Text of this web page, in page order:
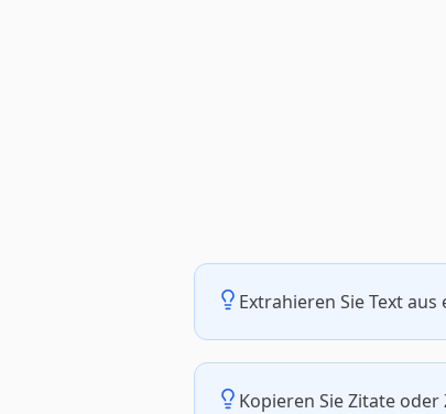
Extrahieren Sie Text
Kopieren Sie Zitate